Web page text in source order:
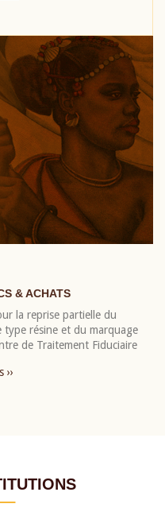
& ACHATS
la reprise partielle du
type résine et du marquage
de Traitement Fiduciaire